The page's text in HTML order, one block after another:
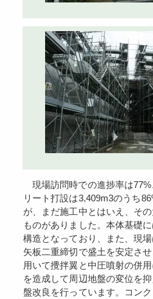
現場訪問時での進捗率は77%、排水門本体のコンク
リート打設は3,409m3のうち
が、まだ施工中とはいえ、そ
ものがありました。本体基礎
構造となっており、また、現
矢板二重締切で盛土を安定さ
用いて攪拌翼と中圧噴射の併
を造成して周辺地盤の変位を
盤改良を行っています。コン